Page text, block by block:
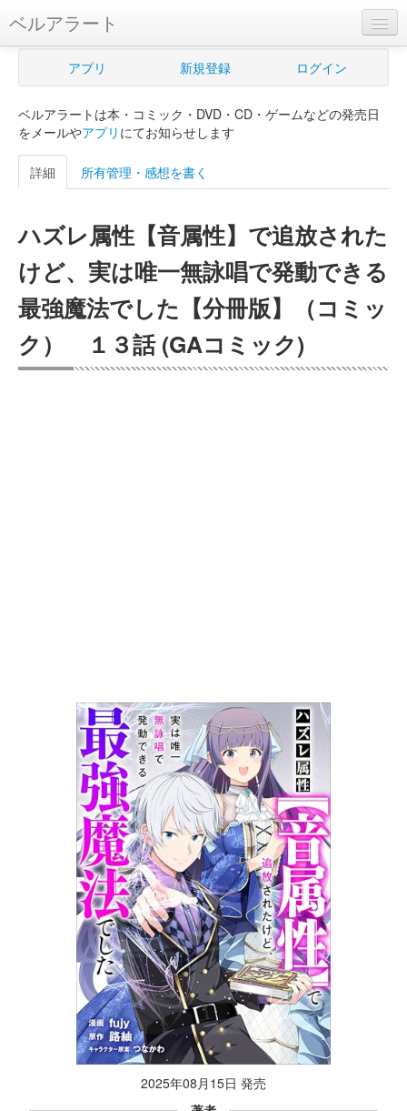
ベルアラート
ベルアラートとは
新規登録
ログイン
購入管理
Myシェルフ
プレミアム
アプリ 新規登録 ログイン
ベルアラートは本・コミック・DVD・CD・ゲームなどの発売日
をメールやアプリ にてお知らせします
詳細 所有管理・感想を書く
ハズレ属性【音属性】で追放された
けど、実は唯一無詠唱で発動できる
最強魔法でした【分冊版】（コミッ
ク） １３話 (GAコミック)
2025年08月15日 発売